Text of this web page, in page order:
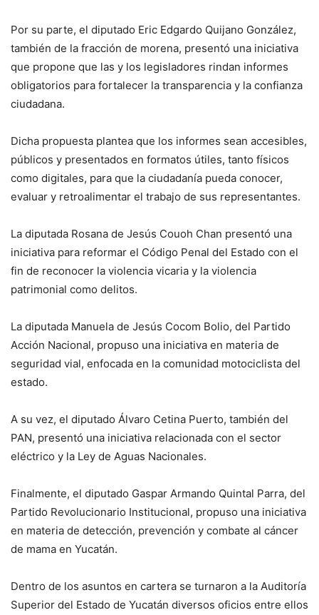
Por su parte, el diputado Eric Edgardo Quijano González,
también de la fracción de morena, presentó una iniciativa
que propone que las y los legisladores rindan informes
obligatorios para fortalecer la transparencia y la confianza
ciudadana.
Dicha propuesta plantea que los informes sean accesibles,
públicos y presentados en formatos útiles, tanto físicos
como digitales, para que la ciudadanía pueda conocer,
evaluar y retroalimentar el trabajo de sus representantes.
La diputada Rosana de Jesús Couoh Chan presentó una
iniciativa para reformar el Código Penal del Estado con el
fin de reconocer la violencia vicaria y la violencia
patrimonial como delitos.
La diputada Manuela de Jesús Cocom Bolio, del Partido
Acción Nacional, propuso una iniciativa en materia de
seguridad vial, enfocada en la comunidad motociclista del
estado.
A su vez, el diputado Álvaro Cetina Puerto, también del
PAN, presentó una iniciativa relacionada con el sector
eléctrico y la Ley de Aguas Nacionales.
Finalmente, el diputado Gaspar Armando Quintal Parra, del
Partido Revolucionario Institucional, propuso una iniciativa
en materia de detección, prevención y combate al cáncer
de mama en Yucatán.
Dentro de los asuntos en cartera se turnaron a la Auditoría
Superior del Estado de Yucatán diversos oficios entre ellos